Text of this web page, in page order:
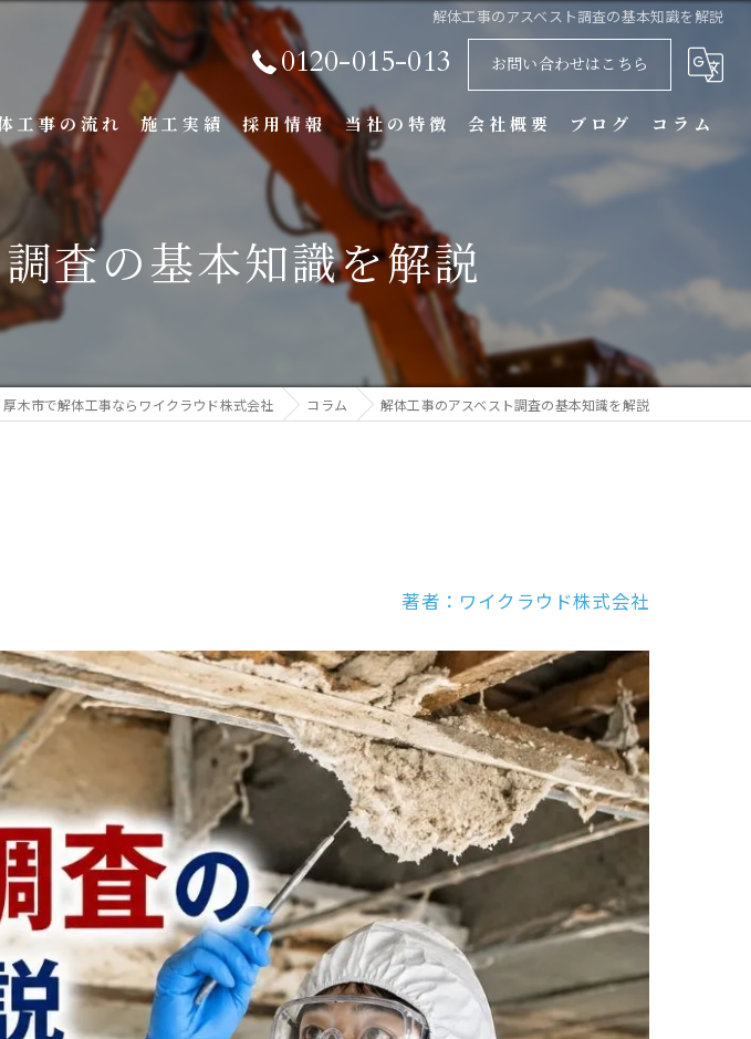
解体工事のアスベスト調査の基本知識を解説
0120-015-013 お問い合わせはこちら
工事の流れ 施工実績 採用情報 当社の特徴
基礎
重機
アスベスト
不用品回収
内装
会社概要 ブログ コラム
査の基本知識を解説
厚木市で解体工事ならワイクラウド株式会社 コラム 解体工事のアスベスト調査の基本知識を解説
著者：ワイクラウド株式会社